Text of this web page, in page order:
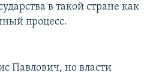
в такой стране как
процесс.
Павлович, но власти